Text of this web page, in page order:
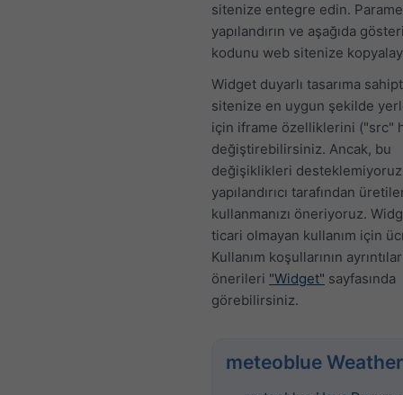
sitenize entegre edin.
yapılandırın ve aşağıda
kodunu web sitenize
Widget duyarlı tasarıma
sitenize en uygun şekilde
için iframe özelliklerini ("src"
değiştirebilirsiniz. Ancak, bu
değişiklikleri
yapılandırıcı tarafından
kullanmanızı öneriyoruz.
ticari olmayan kullanım için
Kullanım koşullarının
önerileri "Widget" sayfasında
görebilirsiniz.
meteoblue